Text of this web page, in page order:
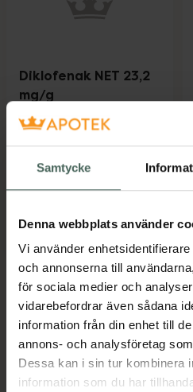
Samtycke
Denna webbplats använder
Vi använder
och annonserna till
för sociala medier och
vidarebefordrar även sådana
information från din enhet till
annons- och analysföretag
Dessa kan i sin tur kombinera
information som du har
Diklofenak NET 23,2
mg/g
Diklofenak, Gel, 100
Mer info
Kronans Apotek finns här för
syd till Lappland i norr, och
datorn. Oavsett vem du är
hjälpa just dig att må lite